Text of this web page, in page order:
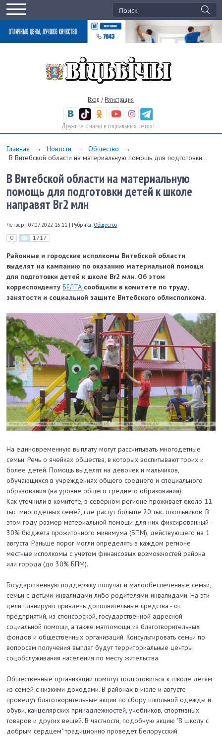
Вход / Регистрация
Дружите с нами в социальных сетях!
Главная → Новости → Общество
→
В Витебской области на материальную помощь для подготовки...
В Витебской области на материальную
помощь для подготовки детей к школе
направят Br2 млн
Четверг, 07.07.2022 15:11 | Рубрика: Общество
0 1717
Районные и городские исполкомы Витебской области
выделят на кампанию по оказанию материальной помощи
для подготовки детей к школе Br2 млн. Об этом
корреспондентуБЕЛТА сообщили в комитете по труду,
занятости и социальной защите Витебского облисполкома.
На единовременную выплату могут рассчитывать многодетные
семьи. Речь о ячейках общества, в которых воспитывают троих и
более детей. Помощь выделят на девочек и мальчиков,
обучающихся в учреждениях общего среднего и специального
образования (на уровне общего среднего образования).
Как уточнили в комитете, в северном регионе проживает около 11
тыс. многодетных семей, где растут больше 20 тыс. школьников. В
этом году размер материальной помощи для них фиксированный -
30% бюджета прожиточного минимума (БПМ), действующего на 1
августа. Раньше порог могли определять в каждом регионе
местные исполкомы с учетом финансовых возможностей района
или города (до 30% БПМ).
Государственную поддержку получат и малообеспеченные семьи,
семьи с детьми-инвалидами либо родителями-инвалидами. На эти
цели планируют привлечь дополнительные средства - от
предприятий, из спонсорской, государственной адресной
социальной помощи, а также матпомощи из благотворительных
фондов и общественных организаций. Консультировать семьи по
вопросам получения выплат будут территориальные центры
соцобслуживания населения по месту жительства.
Общественные организации помогут подготовиться к школе детям
из семей с низкими доходами. В районах в июле и августе
проведут благотворительные акции по сбору школьной одежды и
обуви, канцелярских принадлежностей, учебников, спортивных
товаров и других вещей. В частности, подобную акцию "В школу с
добрым сердцем" традиционно проведет Белорусский